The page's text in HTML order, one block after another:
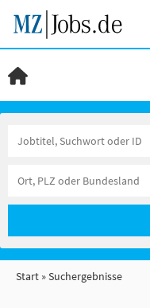
Start Suchergebnisse